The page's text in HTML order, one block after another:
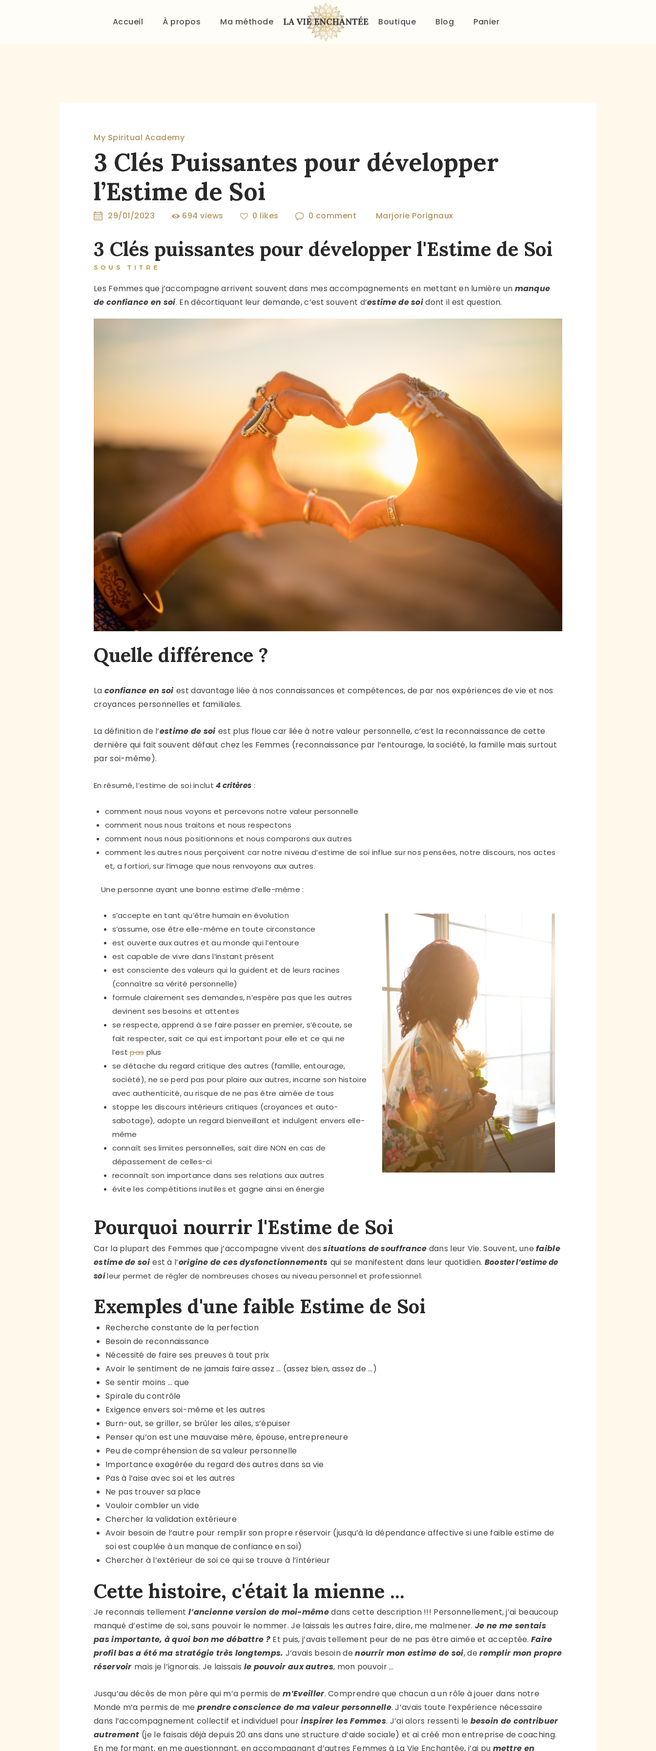
Accueil À propos Ma méthode Boutique Blog Panier
ACCUEIL
My Spiritual Academy
3 Clés Puissantes pour développer
l’Estime de Soi
29/01/2023 694 views 0 likes 0 comment Marjorie Porignaux
3 Clés puissantes pour développer l'Estime de Soi
SOUS TITRE
Les Femmes que j’accompagne arrivent souvent dans mes accompagnements en mettant en lumière un manque
de confiance en soi. En décortiquant leur demande, c’est souvent d’estime de soidont il est question.
Quelle différence ?
La confiance en soi est davantage liée à nos connaissances et compétences, de par nos expériences de vie et nos
croyances personnelles et familiales.
La définition de l’estime de soi est plus floue car liée à notre valeur personnelle, c’est la reconnaissance de cette
dernière qui fait souvent défaut chez les Femmes (reconnaissance par l’entourage, la société, la famille mais surtout
par soi-même).
En résumé, l’estime de soi inclut4 critères :
comment nous nous voyons et percevons notre valeur personnelle
comment nous nous traitons et nous respectons
comment nous nous positionnons et nous comparons aux autres
comment les autres nous perçoivent car notre niveau d’estime de soi influe sur nos pensées, notre discours, nos actes
et, a fortiori, sur l’image que nous renvoyons aux autres.
Une personne ayant une bonne estime d’elle-même :
s’accepte en tant qu’être humain en évolution
s’assume, ose être elle-même en toute circonstance
est ouverte aux autres et au monde qui l’entoure
est capable de vivre dans l’instant présent
est consciente des valeurs qui la guident et de leurs racines
(connaître sa vérité personnelle)
formule clairement ses demandes, n’espère pas que les autres
devinent ses besoins et attentes
se respecte, apprend à se faire passer en premier, s’écoute, se
fait respecter, sait ce qui est important pour elle et ce qui ne
l’estpasplus
se détache du regard critique des autres (famille, entourage,
société), ne se perd pas pour plaire aux autres, incarne son histoire
avec authenticité, au risque de ne pas être aimée de tous
stoppe les discours intérieurs critiques (croyances et auto-
sabotage), adopte un regard bienveillant et indulgent envers elle-
même
connaît ses limites personnelles, sait dire NON en cas de
dépassement de celles-ci
reconnaît son importance dans ses relations aux autres
évite les compétitions inutiles et gagne ainsi en énergie
Pourquoi nourrir l'Estime de Soi
Car la plupart des Femmes que j’accompagne vivent dessituations de souffrance dans leur Vie. Souvent, unefaible
estime de soi est à l’origine de ces dysfonctionnements qui se manifestent dans leur quotidien. Booster l’estime de
soileur permet de régler de nombreuses choses au niveau personnel et professionnel.
Exemples d'une faible Estime de Soi
Recherche constante de la perfection
Besoin de reconnaissance
Nécessité de faire ses preuves à tout prix
Avoir le sentiment de ne jamais faire assez … (assez bien, assez de …)
Se sentir moins … que
Spirale du contrôle
Exigence envers soi-même et les autres
Burn-out, se griller, se brûler les ailes, s’épuiser
Penser qu’on est une mauvaise mère, épouse, entrepreneure
Peu de compréhension de sa valeur personnelle
Importance exagérée du regard des autres dans sa vie
Pas à l’aise avec soi et les autres
Ne pas trouver sa place
Vouloir combler un vide
Chercher la validation extérieure
Avoir besoin de l’autre pour remplir son propre réservoir (jusqu’à la dépendance affective si une faible estime de
soi est couplée à un manque de confiance en soi)
Chercher à l’extérieur de soi ce qui se trouve à l’intérieur
Cette histoire, c'était la mienne ...
Je reconnais tellement l’ancienne version de moi-mêmedans cette description !!! Personnellement, j’ai beaucoup
manqué d’estime de soi, sans pouvoir le nommer. Je laissais les autres faire, dire, me malmener.Je ne me sentais
pas importante, à quoi bon me débattre ? Et puis, j’avais tellement peur de ne pas être aimée et acceptée.Faire
profil bas a été ma stratégie très longtemps. J’avais besoin denourrir mon estime de soi, deremplir mon propre
réservoir mais je l’ignorais. Je laissais le pouvoir aux autres, mon pouvoir …
Jusqu’au décès de mon père qui m’a permis de m’Eveiller. Comprendre que chacun a un rôle à jouer dans notre
Monde m’a permis de me prendre conscience de ma valeur personnelle. J’avais toute l’expérience nécessaire
dans l’accompagnement collectif et individuel pourinspirer les Femmes. J’ai alors ressenti le besoin de contribuer
autrement (je le faisais déjà depuis 20 ans dans une structure d’aide sociale) et ai créé mon entreprise de coaching.
En me formant, en me questionnant, en accompagnant d’autres Femmes à La Vie Enchantée, j’ai pu mettre en